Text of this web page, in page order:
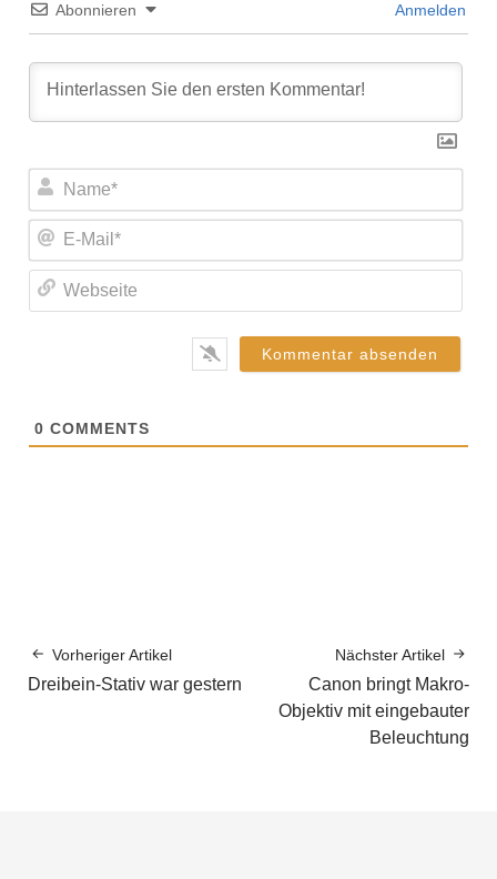
Abonnieren Anmelden
0 COMMENTS
Vorheriger Artikel
Dreibein-Stativ war gestern
Nächster Artikel
Canon bringt Makro-
Objektiv mit eingebauter
Beleuchtung